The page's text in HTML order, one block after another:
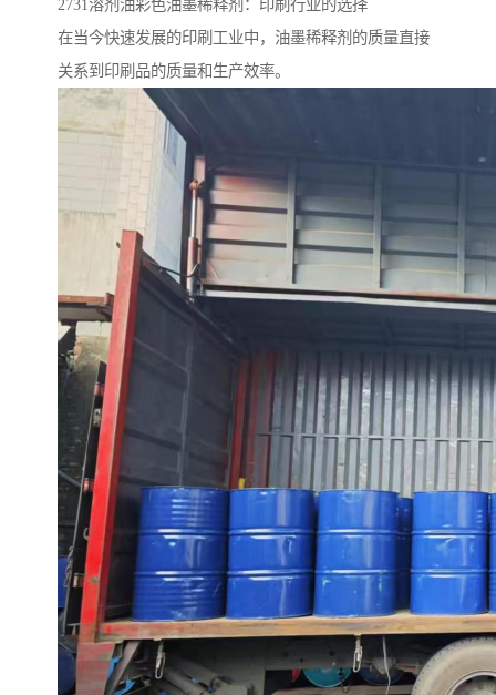
2731溶剂油彩色油墨稀释剂：印刷行业的选择
在当今快速发展的印刷工业中，油墨稀释剂的质量直接
关系到印刷品的质量和生产效率。